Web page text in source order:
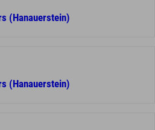
(Hanauerstein)
(Hanauerstein)